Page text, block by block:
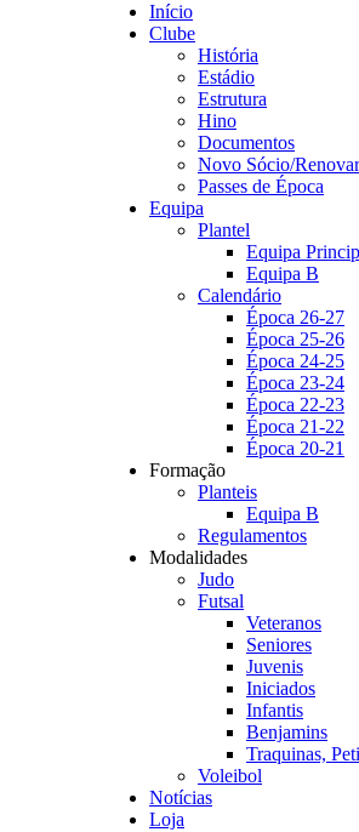
Início
Clube
História
Estádio
Estrutura
Hino
Documentos
Novo Sócio/
Passes de Época
Equipa
Plantel
Equipa
Equipa B
Calendário
Época 26-27
Época 25-26
Época 24-25
Época 23-24
Época 22-23
Época 21-22
Época 20-21
Formação
Planteis
Equipa B
Regulamentos
Modalidades
Judo
Futsal
Veteranos
Seniores
Juvenis
Iniciados
Infantis
Benjamins
Traquinas,
Voleibol
Notícias
Loja